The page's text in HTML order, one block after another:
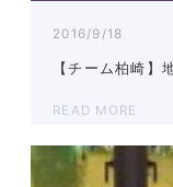
2016/9/18
【チーム柏崎】
READ MORE